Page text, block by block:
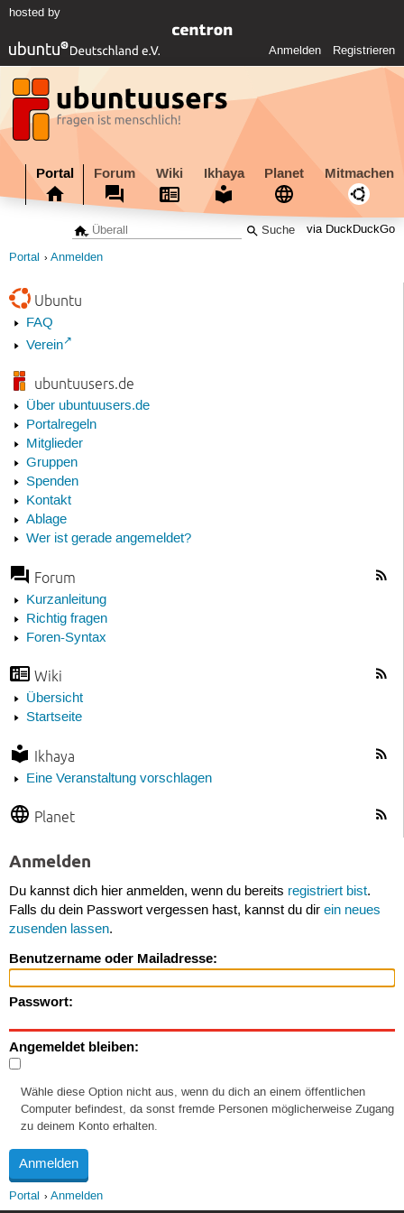
hosted by
Anmelden Registrieren
Portal Forum Wiki Ikhaya Planet Mitmachen
via DuckDuckGo
Portal Anmelden
Ubuntu
FAQ
Verein
ubuntuusers.de
Über ubuntuusers.de
Portalregeln
Mitglieder
Gruppen
Spenden
Kontakt
Ablage
Wer ist gerade angemeldet?
Forum
Kurzanleitung
Richtig fragen
Foren-Syntax
Wiki
Übersicht
Startseite
Ikhaya
Eine Veranstaltung vorschlagen
Planet
Anmelden
Du kannst dich hier anmelden, wenn du bereits registriert bist.
Falls du dein Passwort vergessen hast, kannst du dir ein neues
zusenden lassen.
Benutzername oder Mailadresse:
Passwort:
Angemeldet bleiben:
Wähle diese Option nicht aus, wenn du dich an einem öffentlichen
Computer befindest, da sonst fremde Personen möglicherweise Zugang
zu deinem Konto erhalten.
Portal Anmelden